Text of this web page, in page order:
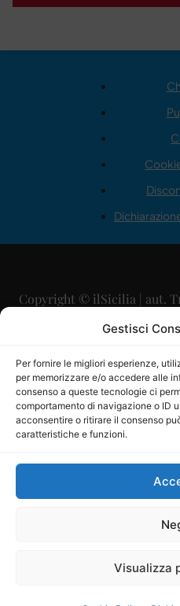
Gestisci
Per fornire le migliori esperienze,
per memorizzare e/o accedere alle
consenso a queste tecnologie ci
comportamento di navigazione o ID
acconsentire o ritirare il consenso
caratteristiche e funzioni.
Visualizza
Copyright © ilSicilia | aut.
29/09/
Direttore
Direttore
P.IVA:
Mercurio Comunicazione
iscritta al Registro degli
Sito gestito daLa